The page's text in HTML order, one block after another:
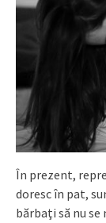
În prezent,
doresc în pat,
bărbaţi să nu